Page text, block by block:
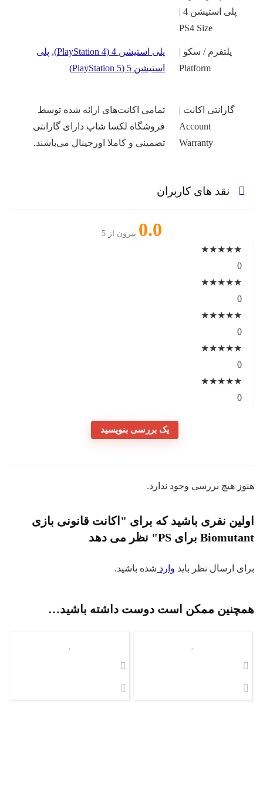
پلی استیشن 4 |
PS4 Size
پلتفرم / سکو |
Platform
پلی استیشن 4 (PlayStation 4) , پلی
استیشن 5 (PlayStation 5)
گارانتی اکانت |
Account
Warranty
تمامی اکانت‌های ارائه شده توسط
فروشگاه لکسا شاپ دارای گارانتی
تضمینی و کاملا اورجینال می‌باشند.
نقد های کاربران
0.0 بیرون از 5
★
★
★
★
★
0
★
★
★
★
★
0
★
★
★
★
★
0
★
★
★
★
★
0
★
★
★
★
★
0
یک بررسی بنویسید
هنوز هیچ بررسی وجود ندارد.
اولین نفری باشید که برای "اکانت قانونی بازی
Biomutant برای PS" نظر می دهد
برای ارسال نظر باید وارد شده باشید.
همچنین ممکن است دوست داشته باشید…